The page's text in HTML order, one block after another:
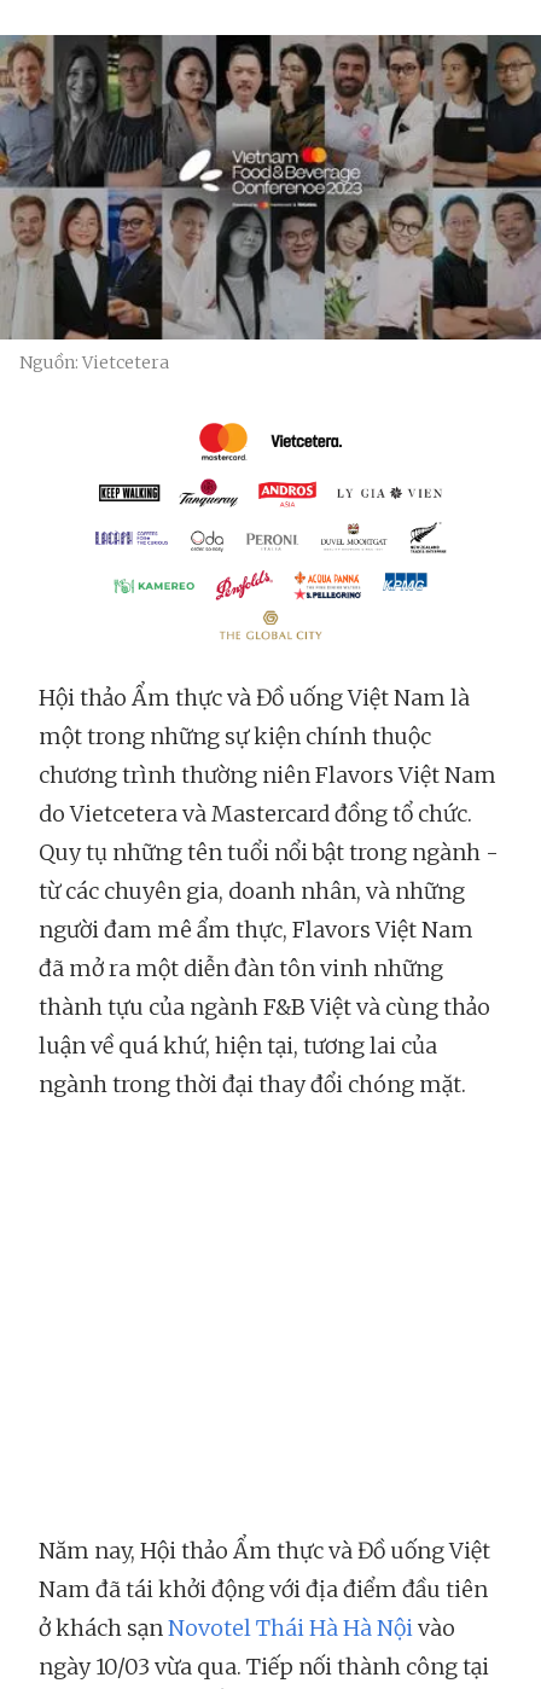
Nguồn: Vietcetera
Hội thảo Ẩm thực và Đồ uống Việt Nam là
một trong những sự kiện chính thuộc
chương trình thường niên Flavors Việt Nam
do Vietcetera và Mastercard đồng tổ chức.
Quy tụ những tên tuổi nổi bật trong ngành -
từ các chuyên gia, doanh nhân, và những
người đam mê ẩm thực, Flavors Việt Nam
đã mở ra một diễn đàn tôn vinh những
thành tựu của ngành F&B Việt và cùng thảo
luận về quá khứ, hiện tại, tương lai của
ngành trong thời đại thay đổi chóng mặt.
Năm nay, Hội thảo Ẩm thực và Đồ uống Việt
Nam đã tái khởi động với địa điểm đầu tiên
ở khách sạn Novotel Thái Hà Hà Nội vào
ngày 10/03 vừa qua. Tiếp nối thành công tại